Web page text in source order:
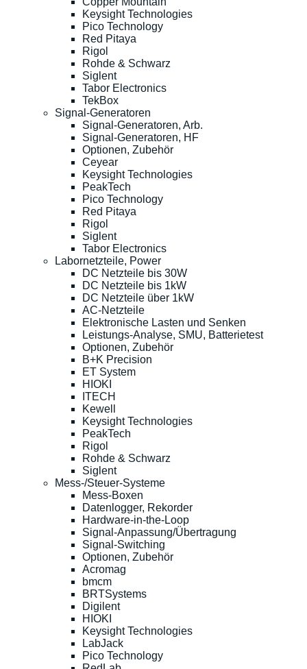
Keysight Technologies
Pico Technology
Red Pitaya
Rigol
Rohde & Schwarz
Siglent
Tabor Electronics
TekBox
Signal-Generatoren
Signal-Generatoren, Arb.
Signal-Generatoren, HF
Optionen, Zubehör
Ceyear
Keysight Technologies
PeakTech
Pico Technology
Red Pitaya
Rigol
Siglent
Tabor Electronics
Labornetzteile, Power
DC Netzteile bis 30W
DC Netzteile bis 1kW
DC Netzteile über 1kW
AC-Netzteile
Elektronische Lasten und Senken
Leistungs-Analyse, SMU, Batterietest
Optionen, Zubehör
B+K Precision
ET System
HIOKI
ITECH
Kewell
Keysight Technologies
PeakTech
Rigol
Rohde & Schwarz
Siglent
Mess-/Steuer-Systeme
Mess-Boxen
Datenlogger, Rekorder
Hardware-in-the-Loop
Signal-Anpassung/Übertragung
Signal-Switching
Optionen, Zubehör
Acromag
bmcm
BRTSystems
Digilent
HIOKI
Keysight Technologies
LabJack
Pico Technology